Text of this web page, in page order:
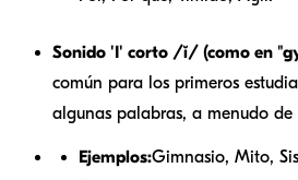
Sonido 'I' corto /ĭ/ (como en
común para los primeros
algunas palabras, a menudo
Ejemplos:Gimnasio, Mito,